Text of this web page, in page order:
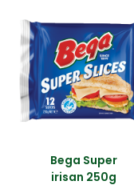
Bega Super
irisan 250g